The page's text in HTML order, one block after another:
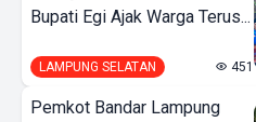
Bupati Egi Ajak Warga Terus...
LAMPUNG SELATAN 451
Pemkot Bandar Lampung